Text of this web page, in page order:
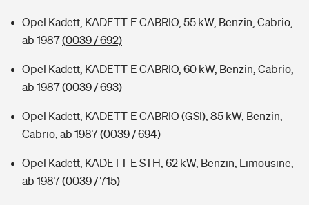
Opel Kadett, KADETT-E CABRIO, 55 kW, Benzin, Cabrio,
ab 1987(0039 / 692)
Opel Kadett, KADETT-E CABRIO, 60 kW, Benzin, Cabrio,
ab 1987(0039 / 693)
Opel Kadett, KADETT-E CABRIO (GSI), 85 kW, Benzin,
Cabrio, ab 1987(0039 / 694)
Opel Kadett, KADETT-E STH, 62 kW, Benzin, Limousine,
ab 1987(0039 / 715)